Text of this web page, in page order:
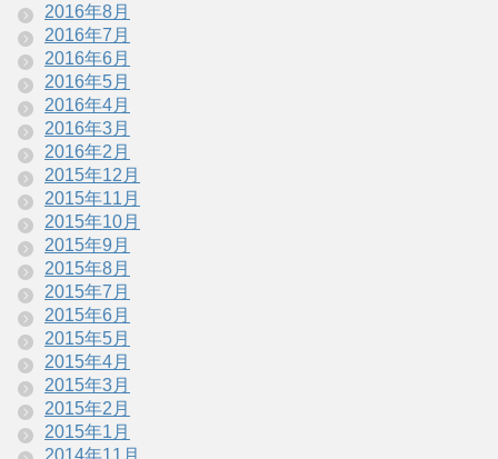
2016年8月
2016年7月
2016年6月
2016年5月
2016年4月
2016年3月
2016年2月
2015年12月
2015年11月
2015年10月
2015年9月
2015年8月
2015年7月
2015年6月
2015年5月
2015年4月
2015年3月
2015年2月
2015年1月